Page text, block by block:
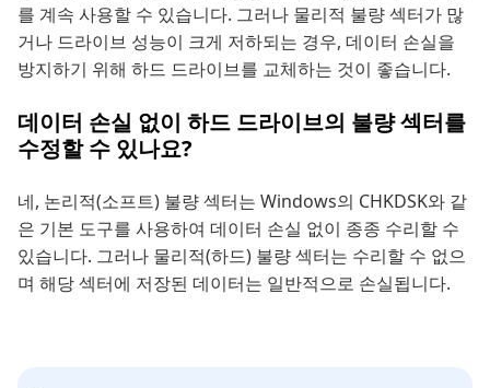
를 계속 사용할 수 있습니다. 그러나 물리적 불량 섹터가 많
거나 드라이브 성능이 크게 저하되는 경우, 데이터 손실을
방지하기 위해 하드 드라이브를 교체하는 것이 좋습니다.
데이터 손실 없이 하드 드라이브의 불량 섹터를
수정할 수 있나요?
네, 논리적(소프트) 불량 섹터는 Windows의 CHKDSK와 같
은 기본 도구를 사용하여 데이터 손실 없이 종종 수리할 수
있습니다. 그러나 물리적(하드) 불량 섹터는 수리할 수 없으
며 해당 섹터에 저장된 데이터는 일반적으로 손실됩니다.